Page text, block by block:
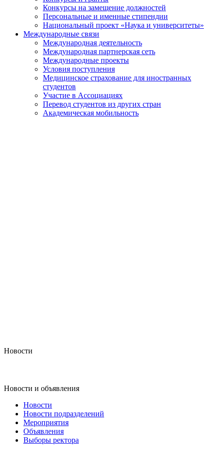
Конкурсы на замещение должностей
Персональные и именные стипендии
Национальный проект «Наука и университеты»
Международные связи
Международная деятельность
Международная партнерская сеть
Международные проекты
Условия поступления
Медицинское страхование для иностранных
студентов
Участие в Ассоциациях
Перевод студентов из других стран
Академическая мобильность
Новости
Новости и объявления
Новости
Новости подразделений
Мероприятия
Объявления
Выборы ректора